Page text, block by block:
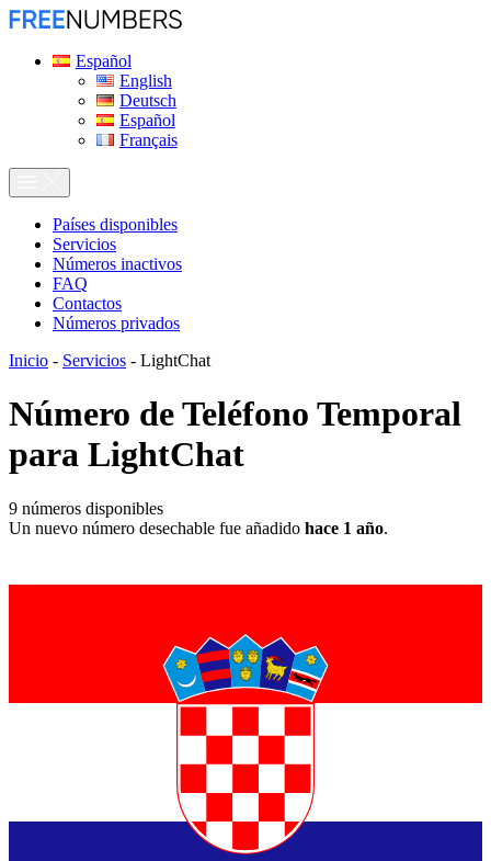
Español
English
Deutsch
Español
Français
Países disponibles
Servicios
Números inactivos
FAQ
Contactos
Números privados
Inicio - Servicios - LightChat
Número de Teléfono Temporal
para LightChat
9 números disponibles
Un nuevo número desechable fue añadido hace 1 año.